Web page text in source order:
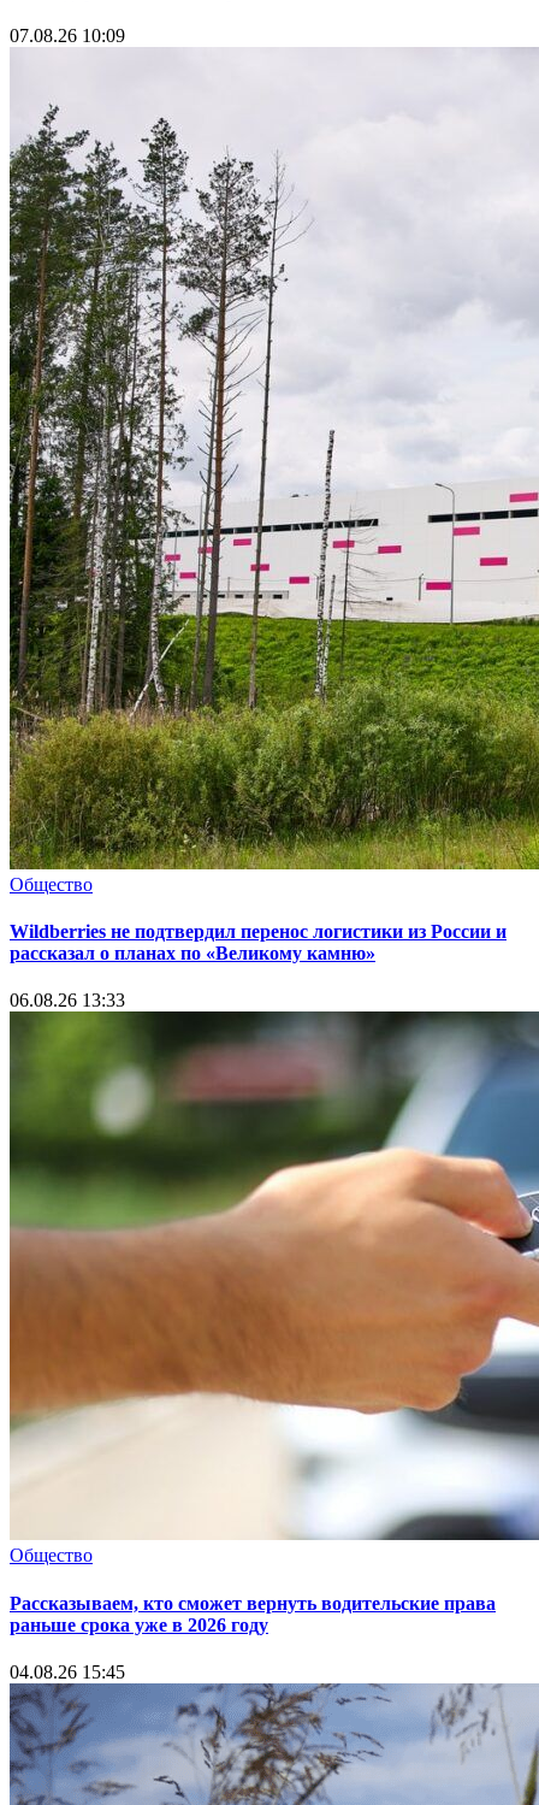
07.08.26 10:09
Общество
Wildberries не подтвердил перенос логистики из России и
рассказал о планах по «Великому камню»
06.08.26 13:33
Общество
Рассказываем, кто сможет вернуть водительские права
раньше срока уже в 2026 году
04.08.26 15:45